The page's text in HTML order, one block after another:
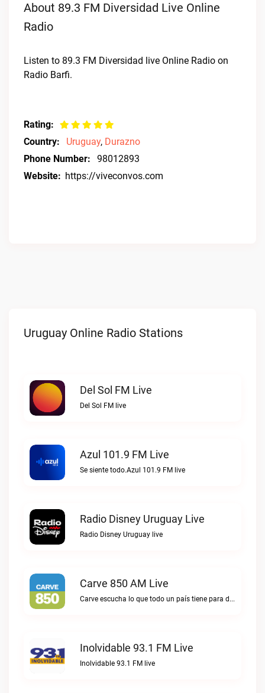
About 89.3 FM Diversidad Live Online
Radio
Listen to 89.3 FM Diversidad live Online Radio on
Radio Barfi.
Rating:
Country:
Uruguay, Durazno
Phone Number:
98012893
Website: https://viveconvos.com
Uruguay Online Radio Stations
Del Sol FM Live
Del Sol FM live
Azul 101.9 FM Live
Se siente todo.Azul 101.9 FM live
Radio Disney Uruguay Live
Radio Disney Uruguay live
Carve 850 AM Live
Carve escucha lo que todo un país tiene para decir.Carve 850 AM live
Inolvidable 93.1 FM Live
Inolvidable 93.1 FM live